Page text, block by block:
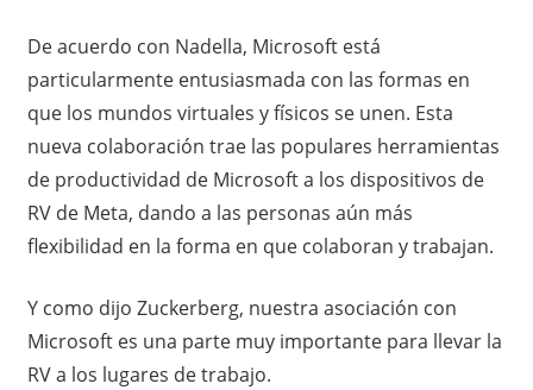
De acuerdo con Nadella, Microsoft está
particularmente entusiasmada con las formas en
que los mundos virtuales y físicos se unen. Esta
nueva colaboración trae las populares herramientas
de productividad de Microsoft a los dispositivos de
RV de Meta, dando a las personas aún más
flexibilidad en la forma en que colaboran y trabajan.
Y como dijo Zuckerberg, nuestra asociación con
Microsoft es una parte muy importante para llevar la
RV a los lugares de trabajo.